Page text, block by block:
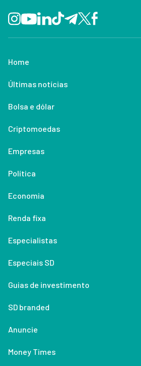
Home
Últimas notícias
Bolsa e dólar
Criptomoedas
Empresas
Política
Economia
Renda fixa
Especialistas
Especiais SD
Guias de investimento
SD branded
Anuncie
Money Times